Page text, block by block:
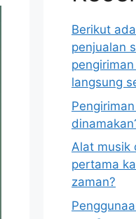
Berikut
penjualan
langsung
Alat musik
pertama
zaman?